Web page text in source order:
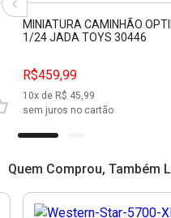
MINIATURA CAMINHÃO
1/24 JADA TOYS 30446
R$459,99
10x de R$ 45,99
sem juros no cartão
Quem Comprou, Também